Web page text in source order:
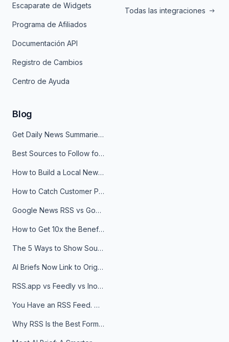
Escaparate de Widgets
Programa de Afiliados
Documentación API
Registro de Cambios
Centro de Ayuda
Todas las integraciones
Blog
Get Daily News Summaries About Any Topic in Telegram, Discord, Slack, and Email
Best Sources to Follow for Crypto News in Your Reader (2026)
How to Build a Local News Hub That Updates Itself
How to Catch Customer Problems Before They Become Support Tickets
Google News RSS vs Google Alerts: Which Is Better for News Monitoring?
How to Get 10x the Benefits of Google Alerts
The 5 Ways to Show Sources in Your AI Brief, And When to Use Each
AI Briefs Now Link to Original Sources. Here's Why It Matters
RSS.app vs Feedly vs Inoreader: Which One Is Actually Right for You?
You Have an RSS Feed. Now What?
Why RSS Is the Best Format for AI Agents in 2026